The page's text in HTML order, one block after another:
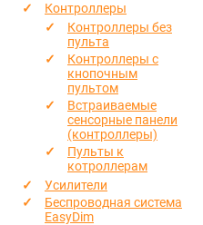
Контроллеры
Контроллеры без
пульта
Контроллеры с
кнопочным
пультом
Встраиваемые
сенсорные панели
(контроллеры)
Пульты к
котроллерам
Усилители
Беспроводная система
EasyDim